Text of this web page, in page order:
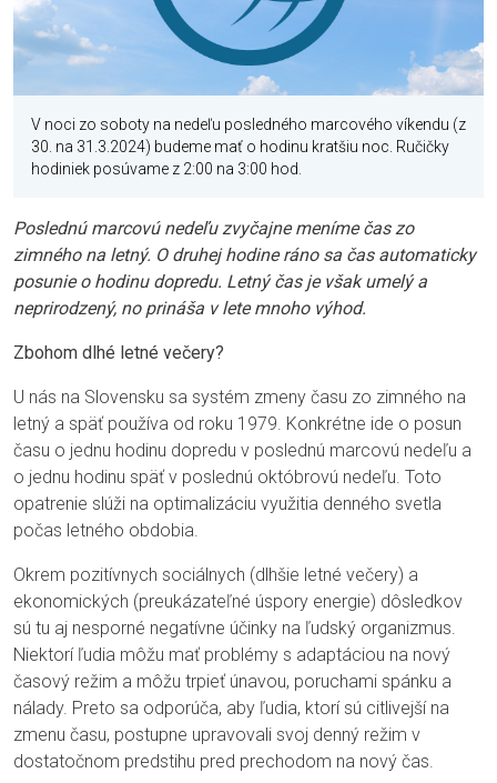
V noci zo soboty na nedeľu posledného marcového víkendu (z
30. na 31.3.2024) budeme mať o hodinu kratšiu noc. Ručičky
hodiniek posúvame z 2:00 na 3:00 hod.
Poslednú marcovú nedeľu zvyčajne meníme čas zo
zimného na letný. O druhej hodine ráno sa čas automaticky
posunie o hodinu dopredu. Letný čas je však umelý a
neprirodzený, no prináša v lete mnoho výhod.
Zbohom dlhé letné večery?
U nás na Slovensku sa systém zmeny času zo zimného na
letný a späť používa od roku 1979. Konkrétne ide o posun
času o jednu hodinu dopredu v poslednú marcovú nedeľu a
o jednu hodinu späť v poslednú októbrovú nedeľu. Toto
opatrenie slúži na optimalizáciu využitia denného svetla
počas letného obdobia.
Okrem pozitívnych sociálnych (dlhšie letné večery) a
ekonomických (preukázateľné úspory energie) dôsledkov
sú tu aj nesporné negatívne účinky na ľudský organizmus.
Niektorí ľudia môžu mať problémy s adaptáciou na nový
časový režim a môžu trpieť únavou, poruchami spánku a
nálady. Preto sa odporúča, aby ľudia, ktorí sú citlivejší na
zmenu času, postupne upravovali svoj denný režim v
dostatočnom predstihu pred prechodom na nový čas.